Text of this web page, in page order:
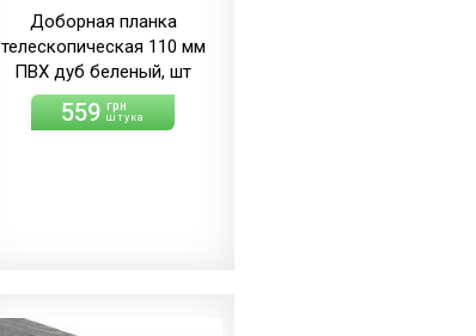
Доборная планка
телескопическая 110 мм
ПВХ дуб беленый, шт
559 грн
штука